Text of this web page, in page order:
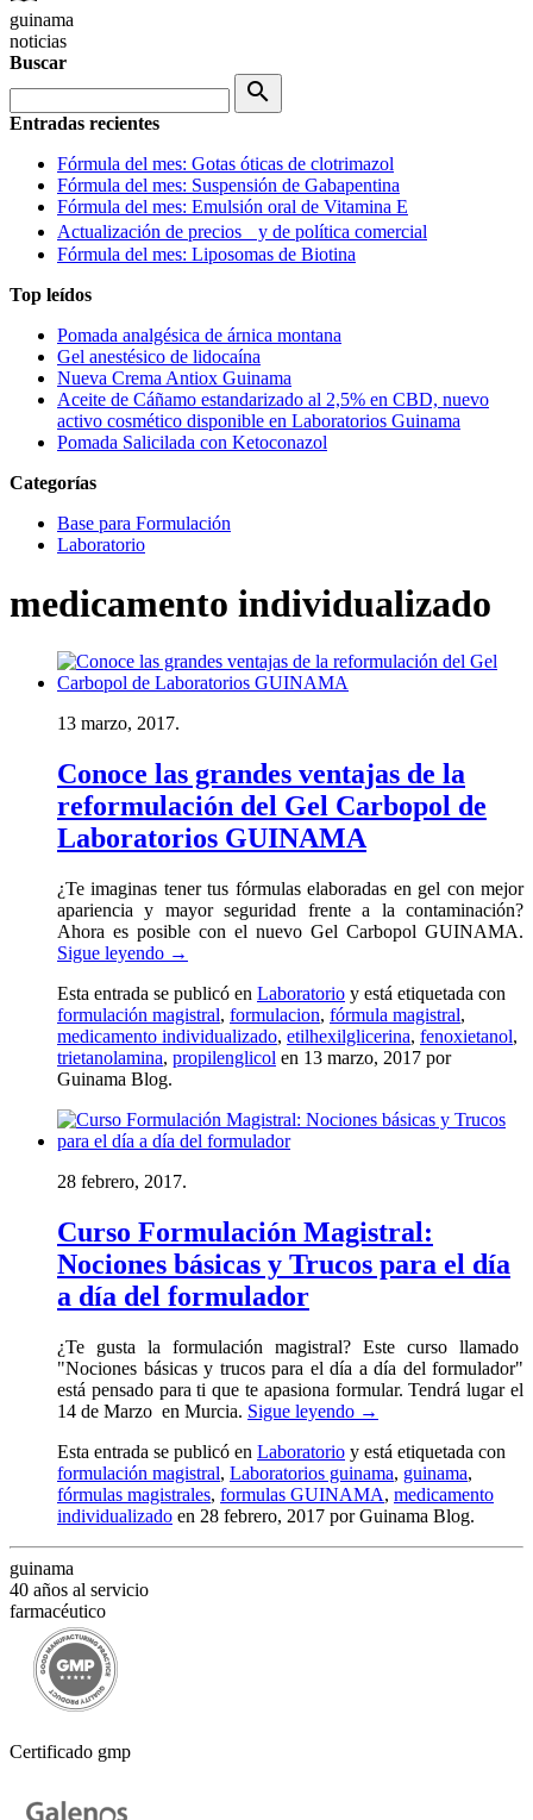
guinama
noticias
Buscar
search
Entradas recientes
Fórmula del mes: Gotas óticas de clotrimazol
Fórmula del mes: Suspensión de Gabapentina
Fórmula del mes: Emulsión oral de Vitamina E
Actualización de precios y de política comercial
Fórmula del mes: Liposomas de Biotina
Top leídos
Pomada analgésica de árnica montana
Gel anestésico de lidocaína
Nueva Crema Antiox Guinama
Aceite de Cáñamo estandarizado al 2,5% en CBD, nuevo
activo cosmético disponible en Laboratorios Guinama
Pomada Salicilada con Ketoconazol
Categorías
Base para Formulación
Laboratorio
medicamento individualizado
13 marzo, 2017.
Conoce las grandes ventajas de la
reformulación del Gel Carbopol de
Laboratorios GUINAMA
¿Te imaginas tener tus fórmulas elaboradas en gel con mejor
apariencia y mayor seguridad frente a la contaminación?
Ahora es posible con el nuevo Gel Carbopol GUINAMA.
Sigue leyendo →
Esta entrada se publicó en Laboratorio y está etiquetada con
formulación magistral, formulacion, fórmula magistral,
medicamento individualizado, etilhexilglicerina, fenoxietanol,
trietanolamina, propilenglicol en 13 marzo, 2017 por
Guinama Blog.
28 febrero, 2017.
Curso Formulación Magistral:
Nociones básicas y Trucos para el día
a día del formulador
¿Te gusta la formulación magistral? Este curso llamado
"Nociones básicas y trucos para el día a día del formulador"
está pensado para ti que te apasiona formular. Tendrá lugar el
14 de Marzo en Murcia. Sigue leyendo →
Esta entrada se publicó en Laboratorio y está etiquetada con
formulación magistral, Laboratorios guinama, guinama,
fórmulas magistrales, formulas GUINAMA, medicamento
individualizado en 28 febrero, 2017 por Guinama Blog.
guinama
40 años al servicio
farmacéutico
Certificado gmp